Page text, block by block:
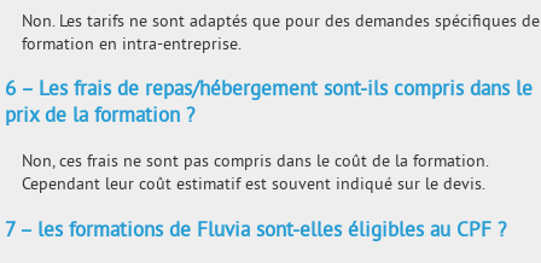
Non. Les tarifs ne sont adaptés que pour des demandes spécifiques de
formation en intra-entreprise.
6 – Les frais de repas/hébergement sont-ils compris dans le
prix de la formation ?
Non, ces frais ne sont pas compris dans le coût de la formation.
Cependant leur coût estimatif est souvent indiqué sur le devis.
7 – les formations de Fluvia sont-elles éligibles au CPF ?